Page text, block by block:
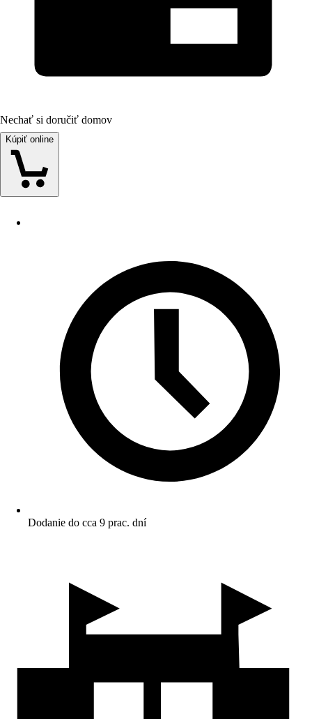
Nechať si doručiť domov
Kúpiť online
Dodanie do cca 9 prac. dní